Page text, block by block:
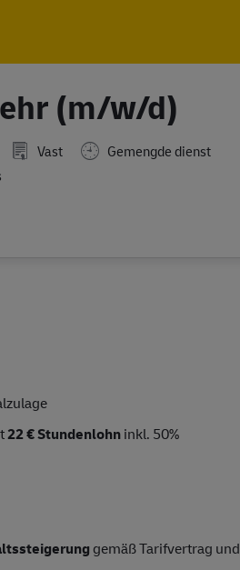
(m/w/d)
Vast
Gemengde dienst
22 € Stundenlohninkl. 50%
gemäß Tarifvertrag und